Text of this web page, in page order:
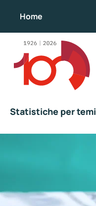
Home
Statistiche per temi